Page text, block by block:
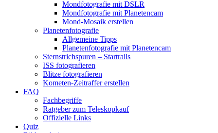
Mondfotografie mit DSLR
Mondfotografie mit Planetencam
Mond-Mosaik erstellen
Planetenfotografie
Allgemeine Tipps
Planetenfotografie mit Planetencam
Sternstrichspuren – Startrails
ISS fotografieren
Blitze fotografieren
Kometen-Zeitraffer erstellen
FAQ
Fachbegriffe
Ratgeber zum Teleskopkauf
Offizielle Links
Quiz